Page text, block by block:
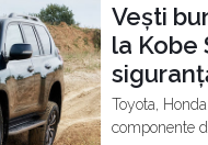
Vești
la Kobe
Toyota,
componente